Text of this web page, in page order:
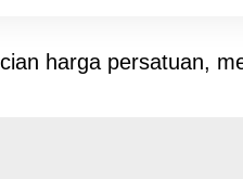
harga persatuan,